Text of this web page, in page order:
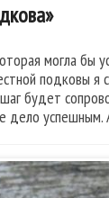
могла бы
подковы
будет
успешным.